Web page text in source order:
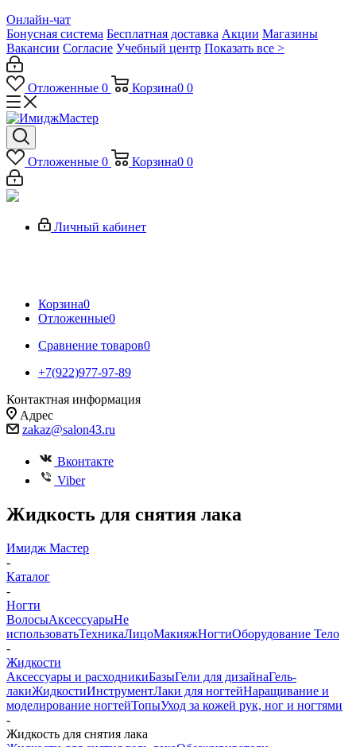
Онлайн-чат
Бонусная система Бесплатная доставка Акции Магазины
Вакансии Согласие Учебный центр Показать все >
Отложенные 0 Корзина0 0
Отложенные 0 Корзина0 0
Личный кабинет
Корзина0
Отложенные0
Сравнение товаров0
+7(922)977-97-89
Контактная информация
Адрес
zakaz@salon43.ru
Вконтакте
Viber
Жидкость для снятия лака
Имидж Мастер
-
Каталог
-
Ногти
ВолосыАксессуарыНе
использоватьТехникаЛицоМакияжНогтиОборудование Тело
-
Жидкости
Аксессуары и расходникиБазыГели для дизайнаГель-
лакиЖидкостиИнструментЛаки для ногтейНаращивание и
моделирование ногтейТопыУход за кожей рук, ног и ногтями
-
Жидкость для снятия лака